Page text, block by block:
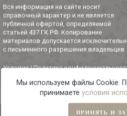
Вся информация на сайте носит
справочный характер и не является
публичной офертой, определяемой
статьей 437 ГК РФ. Копирование
материалов допускается
с письменного разрешения владельцев.
Условия|Политика
Мы используем файлы Cookie.
принимаете условия
ПРИНЯТЬ И